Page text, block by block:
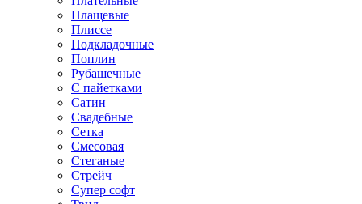
Плащевые
Плиссе
Подкладочные
Поплин
Рубашечные
С пайетками
Сатин
Свадебные
Сетка
Смесовая
Стеганые
Стрейч
Супер софт